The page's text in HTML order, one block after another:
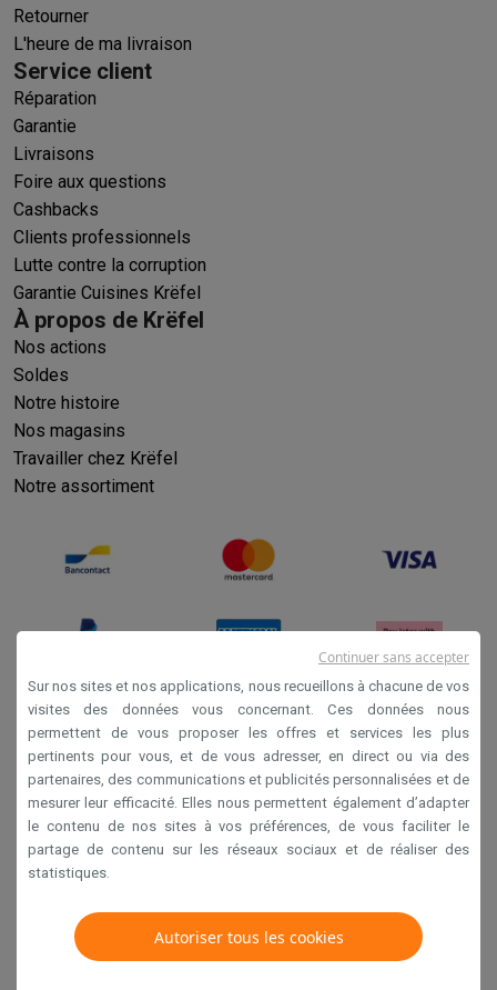
Retourner
L'heure de ma livraison
Service client
Réparation
Garantie
Livraisons
Foire aux questions
Cashbacks
Clients professionnels
Lutte contre la corruption
Garantie Cuisines Krëfel
À propos de Krëfel
Nos actions
Soldes
Notre histoire
Nos magasins
Travailler chez Krëfel
Notre assortiment
Conditions générales de vente
Privacy
Disclaimer
Cookies
Krëfel NV - Steenstraat 44 - Industriezone 4 "T Sas",
1851 Humbeek, België
TVA BE 0400.673.544
Sur nos sites et nos applications, nous recueillons à chacune de vos
visites des données vous concernant. Ces données nous
permettent de vous proposer les offres et services les plus
pertinents pour vous, et de vous adresser, en direct ou via des
partenaires, des communications et publicités personnalisées et de
mesurer leur efficacité. Elles nous permettent également d’adapter
le contenu de nos sites à vos préférences, de vous faciliter le
partage de contenu sur les réseaux sociaux et de réaliser des
statistiques.
Autoriser tous les cookies
Continuer sans accepter